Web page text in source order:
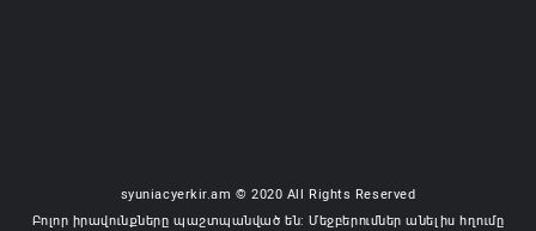
syuniacyerkir.am © 2020 All Rights Reserved
Բոլոր իրավունքները պաշտպանված են: Մեջբերումներ անելիս հղումը